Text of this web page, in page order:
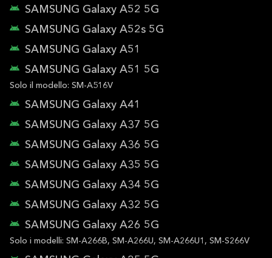
SAMSUNG Galaxy A52 5G
SAMSUNG Galaxy A52s 5G
SAMSUNG Galaxy A51
SAMSUNG Galaxy A51 5G
Solo il modello: SM-A516V
SAMSUNG Galaxy A41
SAMSUNG Galaxy A37 5G
SAMSUNG Galaxy A36 5G
SAMSUNG Galaxy A35 5G
SAMSUNG Galaxy A34 5G
SAMSUNG Galaxy A32 5G
SAMSUNG Galaxy A26 5G
Solo i modelli: SM-A266B, SM-A266U, SM-A266U1, SM-S266V